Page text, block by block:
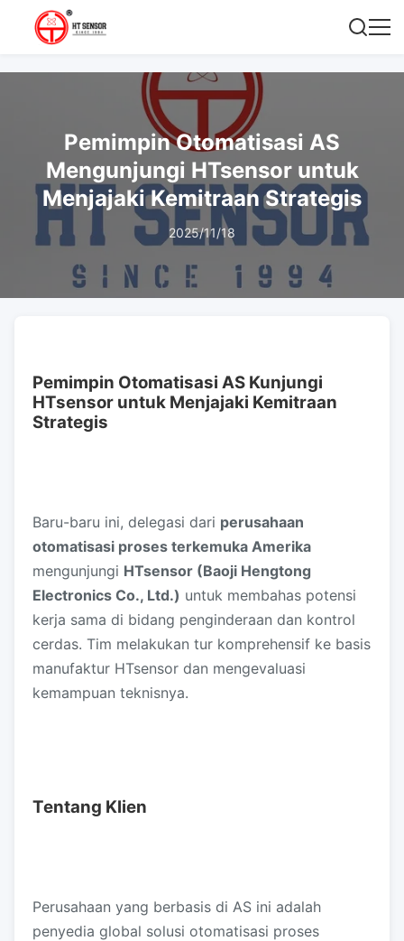
Pemimpin Otomatisasi AS
Mengunjungi HTsensor untuk
Menjajaki Kemitraan Strategis
2025/11/18
Pemimpin Otomatisasi AS Kunjungi
HTsensor untuk Menjajaki Kemitraan
Strategis
Baru-baru ini, delegasi dari perusahaan
otomatisasi proses terkemuka Amerika
mengunjungi HTsensor (Baoji Hengtong
Electronics Co., Ltd.) untuk membahas potensi
kerja sama di bidang penginderaan dan kontrol
cerdas. Tim melakukan tur komprehensif ke basis
manufaktur HTsensor dan mengevaluasi
kemampuan teknisnya.
Tentang Klien
Perusahaan yang berbasis di AS ini adalah
penyedia global solusi otomatisasi proses